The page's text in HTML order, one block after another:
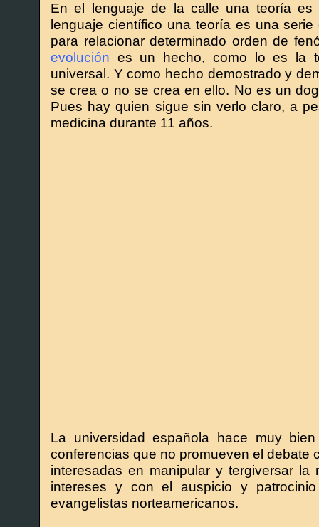
En el lenguaje de la calle una teoría
lenguaje científico una teoría es una
para relacionar determinado orden de
evolución es un hecho, como lo es la
universal. Y como hecho demostrado y
se crea o no se crea en ello. No es un
Pues hay quien sigue sin verlo claro, a
medicina durante 11 años.
La universidad española hace muy
conferencias que no promueven el debate
interesadas en manipular y tergiversar la
intereses y con el auspicio y
evangelistas norteamericanos.